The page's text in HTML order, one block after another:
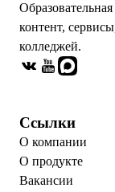
контент,
колледжей.
Ссылки
О компании
О продукте
Вакансии